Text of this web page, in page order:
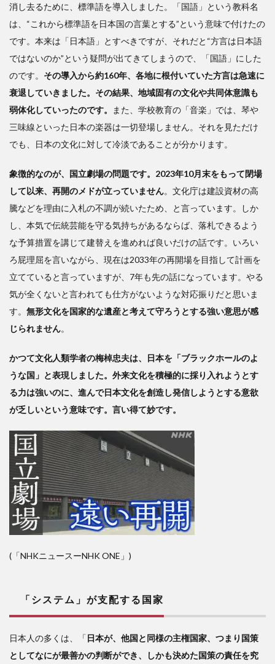
消し去るために、標準語を導入しました。「国語」という教科名
は、“これから標準語を日本国の言葉とする”という意味で付けたの
です。本来は「日本語」とすべきですが、それだと“方言は日本語
ではないのか”という疑問が出てきてしまうので、「国語」にした
のです。 その導入から約160年、各地に根付いていた方言は急速に
衰退していきました。その結果、地域固有の文化や共同体意識も
弱体化していったのです。
また、学校教育の「音楽」では、琴や
三味線といった日本の楽器は一切登場しません。それを見ただけ
でも、日本の文化に対して冷淡であることが分かります。
象徴的なのが、国立劇場の問題です。2023年10月末をもって閉場
して以来、再開のメドが立っていません。文化庁は建設資材の高
騰などを理由に入札の不調が続いたため、と言っています。しか
し、本気で伝統芸能を守る気持ちがあるならば、落札できるよう
な予算措置を講じて建替えを進めれば良いだけの話です。いろい
ろ屁理屈を言いながら、現在は2033年の再開場を目指して計画を
立てていると言っていますが、7年も先の話になっています。やる
気が全くないと言われても仕方がないような対応振りだと思いま
す。 無形文化を国家的な遺産と考えて守ろうとする強い意思が感
じられません。
かつて文化人類学者の梅棹忠夫は、日本を「ブラックホールのよ
うな国」と表現しました。外来文化を積極的に採り入れようとす
る力は強いのに、進んで日本文化を創造し発信しようとする意欲
が乏しいという意味です。言い得て妙です。
(「NHKニュースーNHK ONE」)
「システム」が支配する国家
日本人の多くは、「日本が、他国と同様の主権国家、つまり国策
としてなにが最善かの判断ができ、しかも決めた国策の責任を究